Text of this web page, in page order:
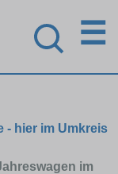
☰
- hier im Umkreis
im